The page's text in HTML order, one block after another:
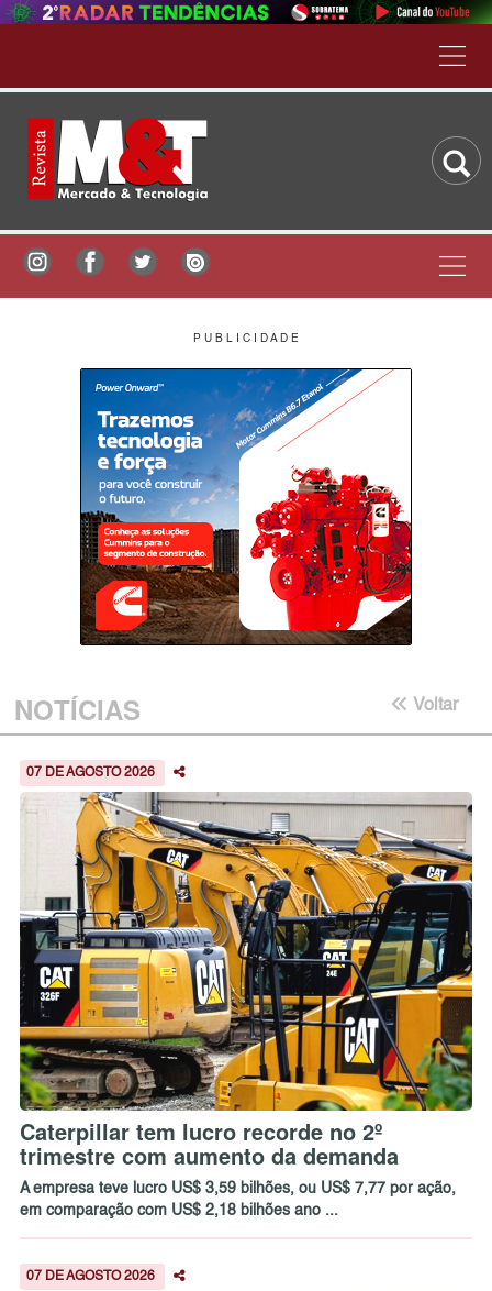
P U B L I C I D A D E
NOTÍCIAS Voltar
07 DE AGOSTO 2026
Caterpillar tem lucro recorde no 2º
trimestre com aumento da demanda
A empresa teve lucro US$ 3,59 bilhões, ou US$ 7,77 por ação,
em comparação com US$ 2,18 bilhões ano ...
07 DE AGOSTO 2026